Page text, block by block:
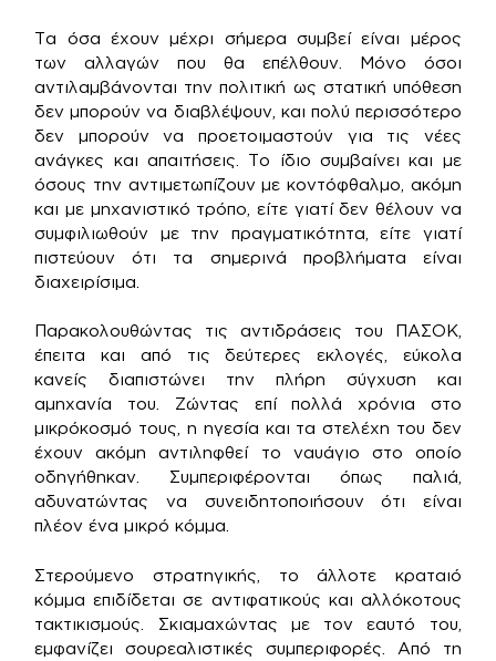
Τα όσα έχουν μέχρι σήμερα συμβεί είναι μέρος
των αλλαγών που θα επέλθουν. Μόνο όσοι
αντιλαμβάνονται την πολιτική ως στατική υπόθεση
δεν μπορούν να διαβλέψουν, και πολύ περισσότερο
δεν μπορούν να προετοιμαστούν για τις νέες
ανάγκες και απαιτήσεις. Το ίδιο συμβαίνει και με
όσους την αντιμετωπίζουν με κοντόφθαλμο, ακόμη
και με μηχανιστικό τρόπο, είτε γιατί δεν θέλουν να
συμφιλιωθούν με την πραγματικότητα, είτε γιατί
πιστεύουν ότι τα σημερινά προβλήματα είναι
διαχειρίσιμα.
Παρακολουθώντας τις αντιδράσεις του ΠΑΣΟΚ,
έπειτα και από τις δεύτερες εκλογές, εύκολα
κανείς διαπιστώνει την πλήρη σύγχυση και
αμηχανία του. Ζώντας επί πολλά χρόνια στο
μικρόκοσμό τους, η ηγεσία και τα στελέχη του δεν
έχουν ακόμη αντιληφθεί το ναυάγιο στο οποίο
οδηγήθηκαν. Συμπεριφέρονται όπως παλιά,
αδυνατώντας να συνειδητοποιήσουν ότι είναι
πλέον ένα μικρό κόμμα.
Στερούμενο στρατηγικής, το άλλοτε κραταιό
κόμμα επιδίδεται σε αντιφατικούς και αλλόκοτους
τακτικισμούς. Σκιαμαχώντας με τον εαυτό του,
εμφανίζει σουρεαλιστικές συμπεριφορές. Από τη